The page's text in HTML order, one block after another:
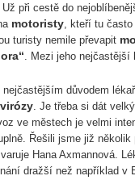
Už při cestě do
motoristy, kteří tu
turisty nemile převapit
. Mezi jeho nejčastější
nejčastějším důvodem
. Je třeba si dát
ve městech je velmi
Řešili jsme již několik
varuje Hana Axmannová.
dražší než například v